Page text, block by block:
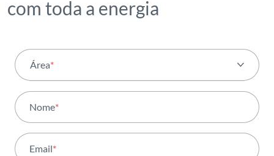
com toda a energia
Área*
Atividade
Institucional
Nome*
Email*